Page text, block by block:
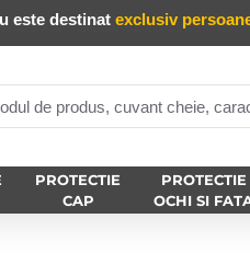
este destinat exclusiv
PROTECTIE
CAP
PROTECTIE
OCHI SI